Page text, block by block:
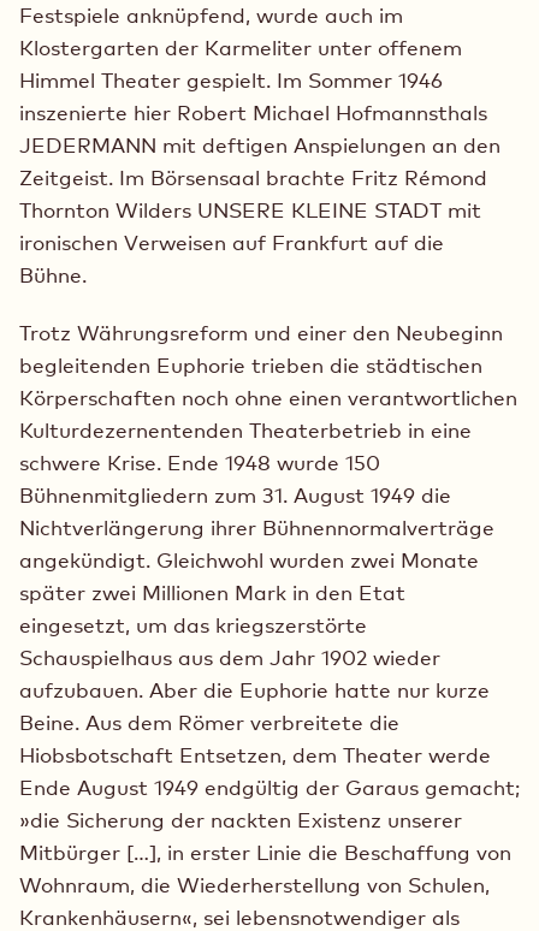
Festspiele anknüpfend, wurde auch im
Klostergarten der Karmeliter unter offenem
Himmel Theater gespielt. Im Sommer 1946
inszenierte hier Robert Michael Hofmannsthals
JEDERMANN mit deftigen Anspielungen an den
Zeitgeist. Im Börsensaal brachte Fritz Rémond
Thornton Wilders UNSERE KLEINE STADT mit
ironischen Verweisen auf Frankfurt auf die
Bühne.
Trotz Währungsreform und einer den Neubeginn
begleitenden Euphorie trieben die städtischen
Körperschaften noch ohne einen verantwortlichen
Kulturdezernentenden Theaterbetrieb in eine
schwere Krise. Ende 1948 wurde 150
Bühnenmitgliedern zum 31. August 1949 die
Nichtverlängerung ihrer Bühnennormalverträge
angekündigt. Gleichwohl wurden zwei Monate
später zwei Millionen Mark in den Etat
eingesetzt, um das kriegszerstörte
Schauspielhaus aus dem Jahr 1902 wieder
aufzubauen. Aber die Euphorie hatte nur kurze
Beine. Aus dem Römer verbreitete die
Hiobsbotschaft Entsetzen, dem Theater werde
Ende August 1949 endgültig der Garaus gemacht;
»die Sicherung der nackten Existenz unserer
Mitbürger […], in erster Linie die Beschaffung von
Wohnraum, die Wiederherstellung von Schulen,
Krankenhäusern«, sei lebensnotwendiger als